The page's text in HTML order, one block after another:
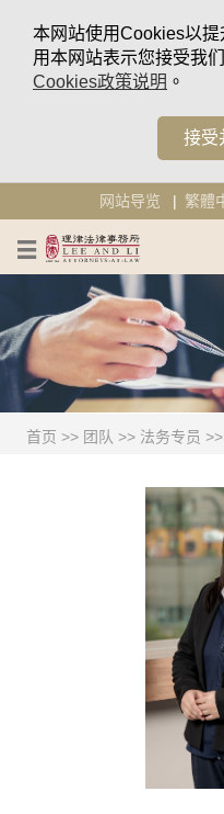
本网站使用Cookies以
用本网站表示您接受我
Cookies政策说明 。
接受
网站导览 繁體
首页 >> 团队 >> 法务专员 >>